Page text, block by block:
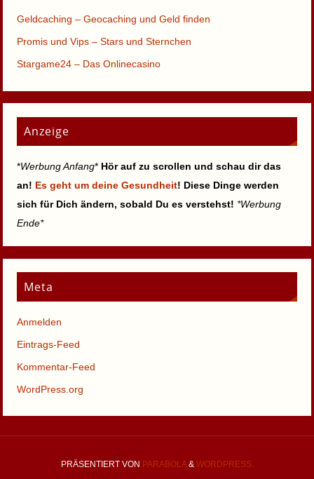
Geldcaching – Geocaching und Geld finden
Promis und Vips – Stars und Sternchen
Stargame24 – Das Onlinecasino
Anzeige
*Werbung Anfang* Hör auf zu scrollen und schau dir das
an! Es geht um deine Gesundheit! Diese Dinge werden
sich für Dich ändern, sobald Du es verstehst! *Werbung
Ende*
Meta
Anmelden
Eintrags-Feed
Kommentar-Feed
WordPress.org
PRÄSENTIERT VON PARABOLA& WORDPRESS.